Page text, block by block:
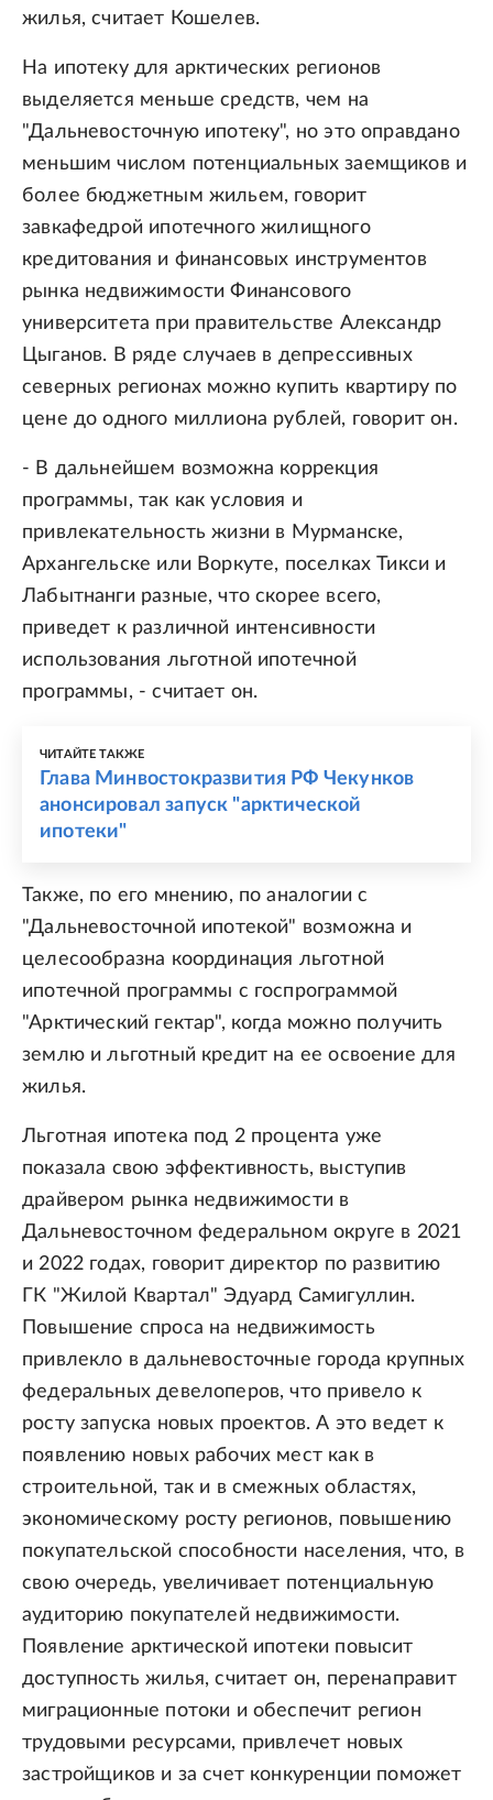
жилья, считает Кошелев.
На ипотеку для арктических регионов
выделяется меньше средств, чем на
"Дальневосточную ипотеку", но это оправдано
меньшим числом потенциальных заемщиков и
более бюджетным жильем, говорит
завкафедрой ипотечного жилищного
кредитования и финансовых инструментов
рынка недвижимости Финансового
университета при правительстве Александр
Цыганов. В ряде случаев в депрессивных
северных регионах можно купить квартиру по
цене до одного миллиона рублей, говорит он.
- В дальнейшем возможна коррекция
программы, так как условия и
привлекательность жизни в Мурманске,
Архангельске или Воркуте, поселках Тикси и
Лабытнанги разные, что скорее всего,
приведет к различной интенсивности
использования льготной ипотечной
программы, - считает он.
ЧИТАЙТЕ ТАКЖЕ
Глава Минвостокразвития РФ Чекунков
анонсировал запуск "арктической
ипотеки"
Также, по его мнению, по аналогии с
"Дальневосточной ипотекой" возможна и
целесообразна координация льготной
ипотечной программы с госпрограммой
"Арктический гектар", когда можно получить
землю и льготный кредит на ее освоение для
жилья.
Льготная ипотека под 2 процента уже
показала свою эффективность, выступив
драйвером рынка недвижимости в
Дальневосточном федеральном округе в 2021
и 2022 годах, говорит директор по развитию
ГК "Жилой Квартал" Эдуард Самигуллин.
Повышение спроса на недвижимость
привлекло в дальневосточные города крупных
федеральных девелоперов, что привело к
росту запуска новых проектов. А это ведет к
появлению новых рабочих мест как в
строительной, так и в смежных областях,
экономическому росту регионов, повышению
покупательской способности населения, что, в
свою очередь, увеличивает потенциальную
аудиторию покупателей недвижимости.
Появление арктической ипотеки повысит
доступность жилья, считает он, перенаправит
миграционные потоки и обеспечит регион
трудовыми ресурсами, привлечет новых
застройщиков и за счет конкуренции поможет